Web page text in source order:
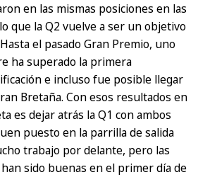
en las mismas posiciones en las
que la Q2 vuelve a ser un objetivo
el pasado Gran Premio, uno
ha superado la primera
e incluso fue posible llegar
Bretaña. Con esos resultados en
es dejar atrás la Q1 con ambos
puesto en la parrilla de salida
trabajo por delante, pero las
sido buenas en el primer día de